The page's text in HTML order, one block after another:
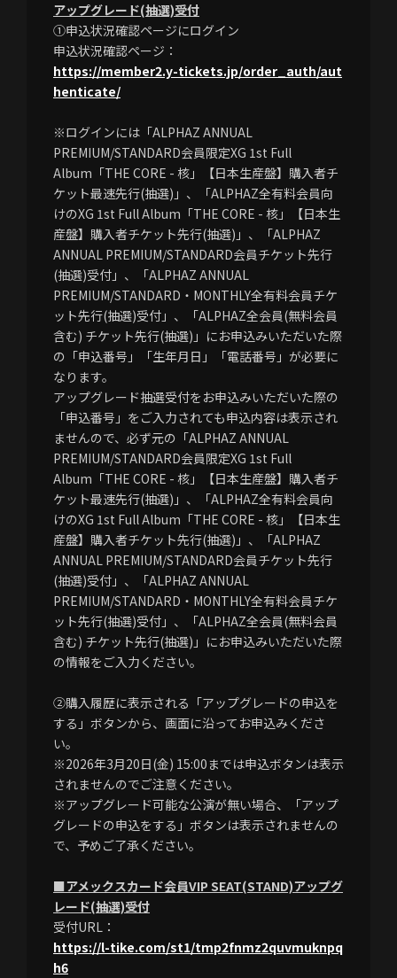
アップグレード(抽選)受付
①申込状況確認ページにログイン
申込状況確認ページ：
https://member2.y-tickets.jp/order_auth/aut
henticate/
※ログインには「ALPHAZ ANNUAL
PREMIUM/STANDARD会員限定XG 1st Full
Album「THE CORE - 核」【日本生産盤】購入者チ
ケット最速先行(抽選)」、「ALPHAZ全有料会員向
けのXG 1st Full Album「THE CORE - 核」【日本生
産盤】購入者チケット先行(抽選)」、「ALPHAZ
ANNUAL PREMIUM/STANDARD会員チケット先行
(抽選)受付」、「ALPHAZ ANNUAL
PREMIUM/STANDARD・MONTHLY全有料会員チケ
ット先行(抽選)受付」、「ALPHAZ全会員(無料会員
含む) チケット先行(抽選)」にお申込みいただいた際
の「申込番号」「生年月日」「電話番号」が必要に
なります。
アップグレード抽選受付をお申込みいただいた際の
「申込番号」をご入力されても申込内容は表示され
ませんので、必ず元の「ALPHAZ ANNUAL
PREMIUM/STANDARD会員限定XG 1st Full
Album「THE CORE - 核」【日本生産盤】購入者チ
ケット最速先行(抽選)」、「ALPHAZ全有料会員向
けのXG 1st Full Album「THE CORE - 核」【日本生
産盤】購入者チケット先行(抽選)」、「ALPHAZ
ANNUAL PREMIUM/STANDARD会員チケット先行
(抽選)受付」、「ALPHAZ ANNUAL
PREMIUM/STANDARD・MONTHLY全有料会員チケ
ット先行(抽選)受付」、「ALPHAZ全会員(無料会員
含む) チケット先行(抽選)」にお申込みいただいた際
の情報をご入力ください。
②購入履歴に表示される「アップグレードの申込を
する」ボタンから、画面に沿ってお申込みくださ
い。
※2026年3月20日(金) 15:00までは申込ボタンは表示
されませんのでご注意ください。
※アップグレード可能な公演が無い場合、「アップ
グレードの申込をする」ボタンは表示されませんの
で、予めご了承ください。
■アメックスカード会員VIP SEAT(STAND)アップグ
レード(抽選)受付
受付URL：
https://l-tike.com/st1/tmp2fnmz2quvmuknpq
h6